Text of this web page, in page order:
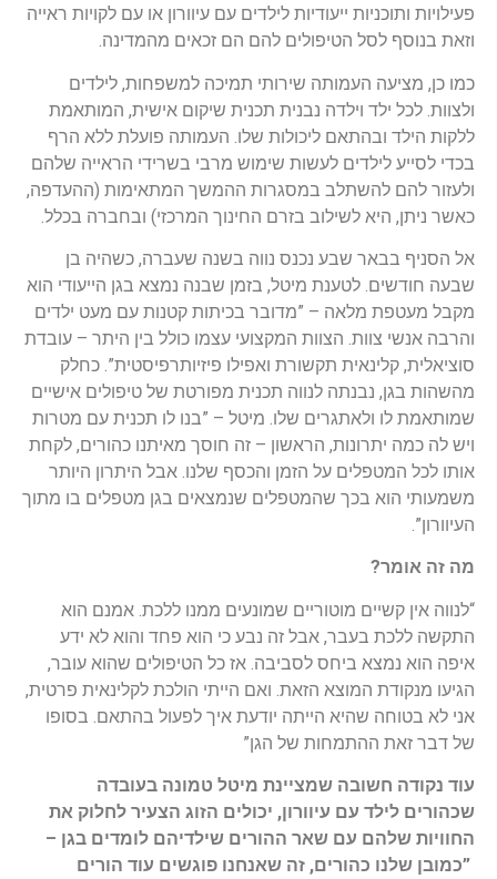
פעילויות ותוכניות ייעודיות לילדים עם עיוורון או עם לקויות ראייה
וזאת בנוסף לסל הטיפולים להם הם זכאים מהמדינה.
כמו כן, מציעה העמותה שירותי תמיכה למשפחות, לילדים
ולצוות. לכל ילד וילדה נבנית תכנית שיקום אישית, המותאמת
ללקות הילד ובהתאם ליכולות שלו. העמותה פועלת ללא הרף
בכדי לסייע לילדים לעשות שימוש מרבי בשרידי הראייה שלהם
ולעזור להם להשתלב במסגרות ההמשך המתאימות (ההעדפה,
כאשר ניתן, היא לשילוב בזרם החינוך המרכזי) ובחברה בכלל.
אל הסניף בבאר שבע נכנס נווה בשנה שעברה, כשהיה בן
שבעה חודשים. לטענת מיטל, בזמן שבנה נמצא בגן הייעודי הוא
מקבל מעטפת מלאה – ”מדובר בכיתות קטנות עם מעט ילדים
והרבה אנשי צוות. הצוות המקצועי עצמו כולל בין היתר – עובדת
סוציאלית, קלינאית תקשורת ואפילו פיזיותרפיסטית”. כחלק
מהשהות בגן, נבנתה לנווה תכנית מפורטת של טיפולים אישיים
שמותאמת לו ולאתגרים שלו. מיטל – ”בנו לו תכנית עם מטרות
ויש לה כמה יתרונות, הראשון – זה חוסך מאיתנו כהורים, לקחת
אותו לכל המטפלים על הזמן והכסף שלנו. אבל היתרון היותר
משמעותי הוא בכך שהמטפלים שנמצאים בגן מטפלים בו מתוך
העיוורון”.
מה זה אומר?
“לנווה אין קשיים מוטוריים שמונעים ממנו ללכת. אמנם הוא
התקשה ללכת בעבר, אבל זה נבע כי הוא פחד והוא לא ידע
איפה הוא נמצא ביחס לסביבה. אז כל הטיפולים שהוא עובר,
הגיעו מנקודת המוצא הזאת. ואם הייתי הולכת לקלינאית פרטית,
אני לא בטוחה שהיא הייתה יודעת איך לפעול בהתאם. בסופו
של דבר זאת ההתמחות של הגן”
עוד נקודה חשובה שמציינת מיטל טמונה בעובדה
שכהורים לילד עם עיוורון, יכולים הזוג הצעיר לחלוק את
החוויות שלהם עם שאר ההורים שילדיהם לומדים בגן –
”כמובן שלנו כהורים, זה שאנחנו פוגשים עוד הורים